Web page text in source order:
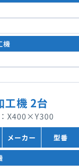
機
工機 2台
X400×Y300
メーカー 型番